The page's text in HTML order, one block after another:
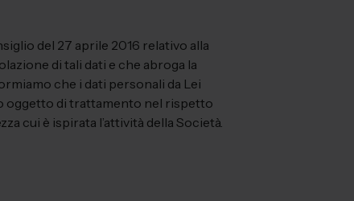
del 27 aprile 2016 relativo alla
di tali dati e che abroga la
che i dati personali da Lei
oggetto di trattamento nel rispetto
cui è ispirata l’attività della Società.